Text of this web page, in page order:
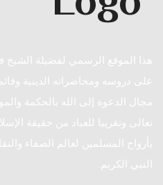
هذا الموقع الرسمي لفضيلة الشيخ
على دروسه ومحاضراته الدينية
مجال الدعوة إلى الله بالحكمة
تعالى وتقريبا للعباد من حقيقة
بأرواح المسلمين لعالم الصفاء
النبي الكريم.